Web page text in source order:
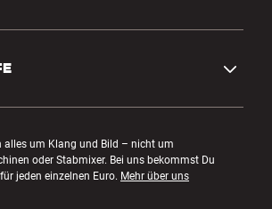
alles um Klang und Bild – nicht um
oder Stabmixer. Bei uns bekommst Du
jeden einzelnen Euro. Mehr über uns